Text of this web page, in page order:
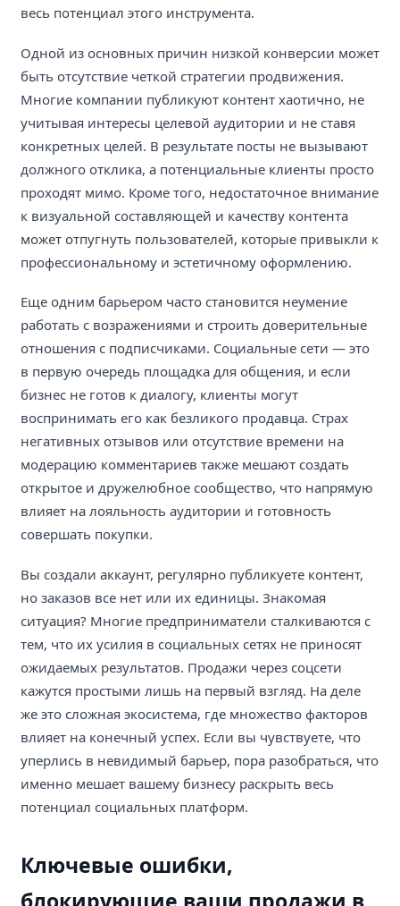
весь потенциал этого инструмента.
Одной из основных причин низкой конверсии может
быть отсутствие четкой стратегии продвижения.
Многие компании публикуют контент хаотично, не
учитывая интересы целевой аудитории и не ставя
конкретных целей. В результате посты не вызывают
должного отклика, а потенциальные клиенты просто
проходят мимо. Кроме того, недостаточное внимание
к визуальной составляющей и качеству контента
может отпугнуть пользователей, которые привыкли к
профессиональному и эстетичному оформлению.
Еще одним барьером часто становится неумение
работать с возражениями и строить доверительные
отношения с подписчиками. Социальные сети — это
в первую очередь площадка для общения, и если
бизнес не готов к диалогу, клиенты могут
воспринимать его как безликого продавца. Страх
негативных отзывов или отсутствие времени на
модерацию комментариев также мешают создать
открытое и дружелюбное сообщество, что напрямую
влияет на лояльность аудитории и готовность
совершать покупки.
Вы создали аккаунт, регулярно публикуете контент,
но заказов все нет или их единицы. Знакомая
ситуация? Многие предприниматели сталкиваются с
тем, что их усилия в социальных сетях не приносят
ожидаемых результатов. Продажи через соцсети
кажутся простыми лишь на первый взгляд. На деле
же это сложная экосистема, где множество факторов
влияет на конечный успех. Если вы чувствуете, что
уперлись в невидимый барьер, пора разобраться, что
именно мешает вашему бизнесу раскрыть весь
потенциал социальных платформ.
Ключевые ошибки,